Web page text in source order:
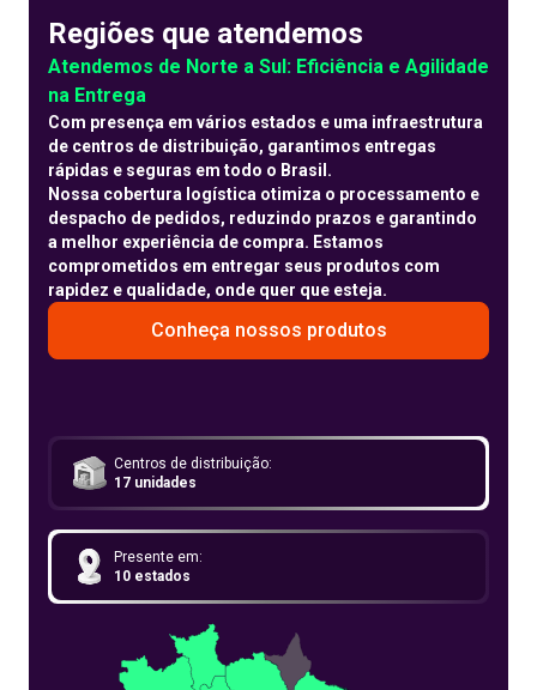
Regiões que atendemos
Atendemos de Norte a Sul: Eficiência e Agilidade
na Entrega
Com presença em vários estados e uma infraestrutura
de centros de distribuição, garantimos entregas
rápidas e seguras em todo o Brasil.
Nossa cobertura logística otimiza o processamento e
despacho de pedidos, reduzindo prazos e garantindo
a melhor experiência de compra. Estamos
comprometidos em entregar seus produtos com
rapidez e qualidade, onde quer que esteja.
Conheça nossos produtos
Centros de distribuição:
17 unidades
Presente em:
10 estados